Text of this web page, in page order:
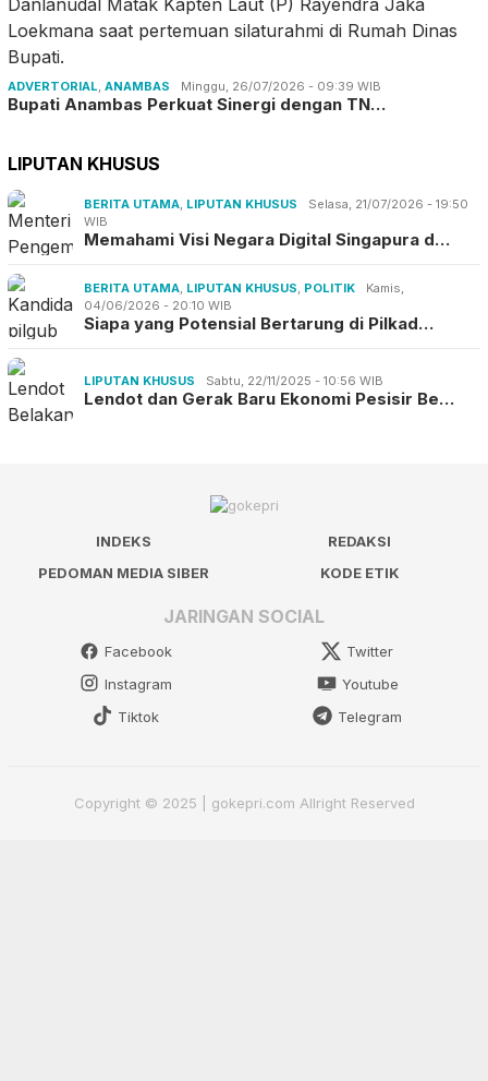
ADVERTORIAL, ANAMBAS Minggu, 26/07/2026 - 09:39 WIB
Bupati Anambas Perkuat Sinergi dengan TN…
LIPUTAN KHUSUS
BERITA UTAMA, LIPUTAN KHUSUS
Selasa, 21/07/2026 - 19:50
WIB
Memahami Visi Negara Digital Singapura d…
BERITA UTAMA, LIPUTAN KHUSUS, POLITIK
Kamis,
04/06/2026 - 20:10 WIB
Siapa yang Potensial Bertarung di Pilkad…
LIPUTAN KHUSUS Sabtu, 22/11/2025 - 10:56 WIB
Lendot dan Gerak Baru Ekonomi Pesisir Be…
INDEKS
REDAKSI
PEDOMAN MEDIA SIBER
KODE ETIK
JARINGAN SOCIAL
Facebook
Twitter
Instagram
Youtube
Tiktok
Telegram
Copyright © 2025 | gokepri.com Allright Reserved